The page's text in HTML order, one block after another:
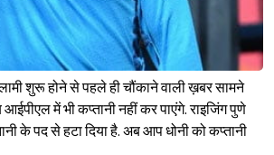
शुरू होने से पहले ही चौंकाने वाली ख़बर सामने
में भी कप्तानी नहीं कर पाएंगे. राइजिंग पुणे
के पद से हटा दिया है. अब आप धोनी को कप्तानी